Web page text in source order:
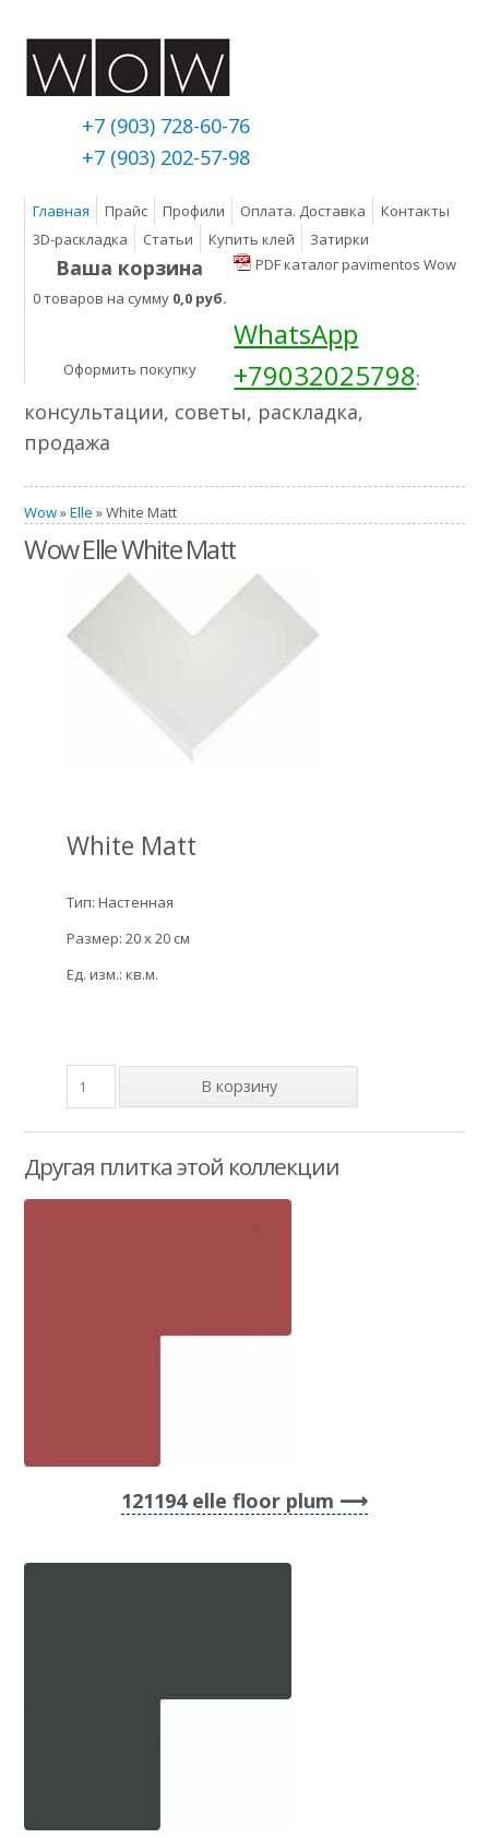
+7 (903) 728-60-76
+7 (903) 202-57-98
Главная Прайс Профили Оплата. Доставка
Контакты
3D-раскладка
Статьи Купить клей Затирки
Ваша корзина
0 товаров на сумму 0,0 руб.
Оформить покупку
PDF каталог pavimentos Wow
WhatsApp
+79032025798:
консультации, советы, раскладка,
продажа
Wow»Elle » White Matt
Wow Elle White Matt
White Matt
Тип: Настенная
Размер: 20 x 20 см
Ед. изм.: кв.м.
Другая плитка этой коллекции
121194 elle floor plum